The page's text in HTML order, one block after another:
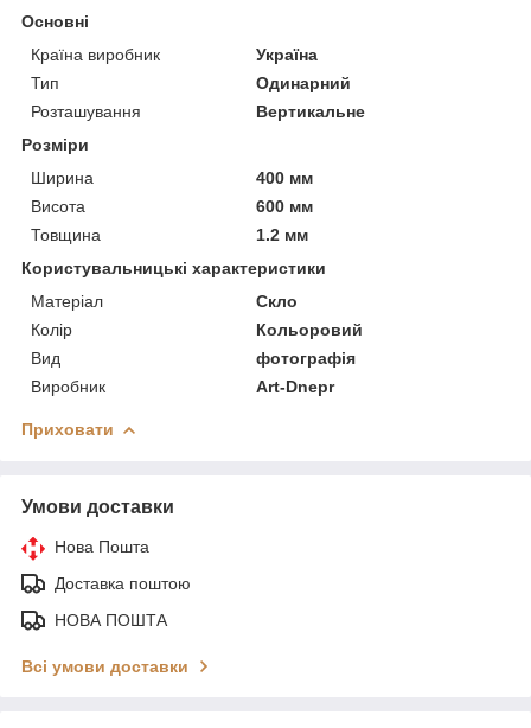
Основні
Країна виробник
Україна
Тип
Одинарний
Розташування
Вертикальне
Розміри
Ширина
400 мм
Висота
600 мм
Товщина
1.2 мм
Користувальницькі характеристики
Матеріал
Скло
Колір
Кольоровий
Вид
фотографія
Виробник
Art-Dnepr
Приховати
Умови доставки
Нова Пошта
Доставка поштою
НОВА ПОШТА
Всі умови доставки